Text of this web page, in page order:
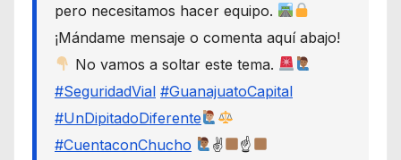
pero necesitamos hacer equipo.
¡Mándame mensaje o comenta aquí abajo!
No vamos a soltar este tema.
#SeguridadVial #GuanajuatoCapital
#UnDipitadoDiferente
#CuentaconChucho
✌
☝